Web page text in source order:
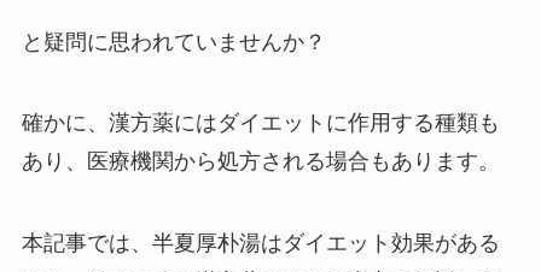
と疑問に思われていませんか？
確かに、漢方薬にはダイエットに作用する種類も
あり、医療機関から処方される場合もあります。
本記事では、半夏厚朴湯はダイエット効果がある